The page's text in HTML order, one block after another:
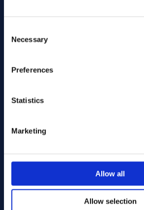
Selection
Necessary
Preferences
Statistics
Marketing
Allow all
Allow selection
Skicka
Kapning
Offcutx 870.00 ASTM B574 - Offcut
Alloy:
Alloy C-22 Round bar 25.40
Form:
Dim (mm): 25.40 x 495.00
Spec:
Dim
I lager: